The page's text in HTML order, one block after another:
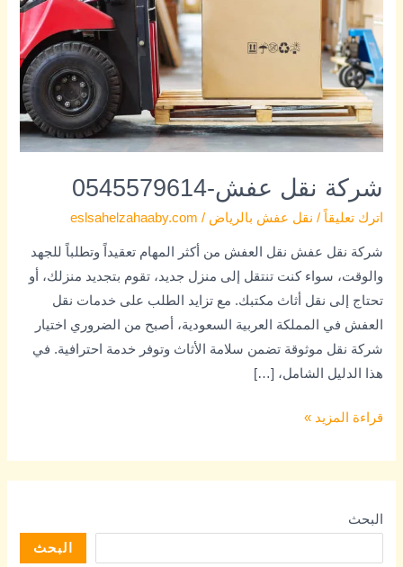
شركة نقل عفش-0545579614
اترك تعليقاً / نقل عفش بالرياض /
eslsahelzahaaby.com
شركة نقل عفش نقل العفش من أكثر المهام تعقيداً وتطلباً للجهد
والوقت، سواء كنت تنتقل إلى منزل جديد، تقوم بتجديد منزلك، أو
تحتاج إلى نقل أثاث مكتبك. مع تزايد الطلب على خدمات نقل
العفش في المملكة العربية السعودية، أصبح من الضروري اختيار
شركة نقل موثوقة تضمن سلامة الأثاث وتوفر خدمة احترافية. في
هذا الدليل الشامل، […]
قراءة المزيد »
البحث
البحث